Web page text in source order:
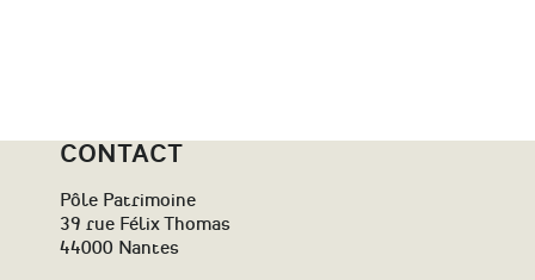
CONTACT
Pôle Patrimoine
39 rue Félix Thomas
44000 Nantes